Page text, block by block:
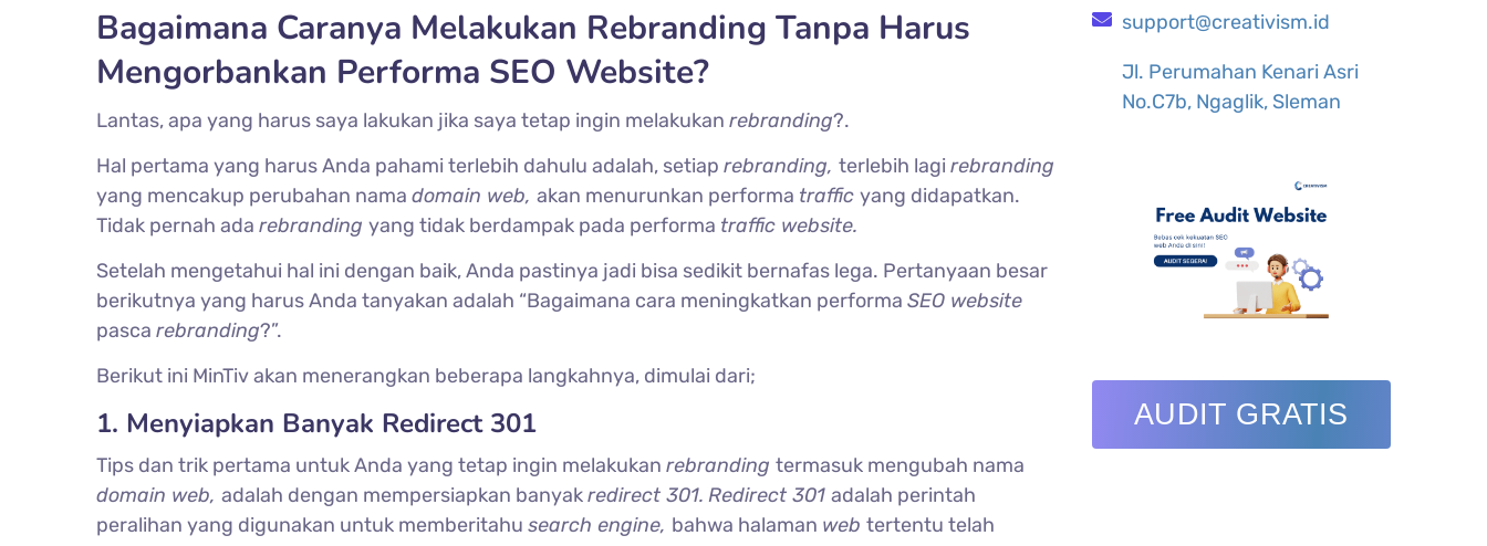
Bagaimana Caranya Melakukan Rebranding Tanpa Harus
Mengorbankan Performa SEO Website?
Lantas, apa yang harus saya lakukan jika saya tetap ingin melakukan rebranding?.
Hal pertama yang harus Anda pahami terlebih dahulu adalah, setiap rebranding, terlebih lagi rebranding
yang mencakup perubahan nama domain web, akan menurunkan performa traffic yang didapatkan.
Tidak pernah ada rebranding yang tidak berdampak pada performa traffic website.
Setelah mengetahui hal ini dengan baik, Anda pastinya jadi bisa sedikit bernafas lega. Pertanyaan besar
berikutnya yang harus Anda tanyakan adalah “Bagaimana cara meningkatkan performa SEO website
pasca rebranding?”.
Berikut ini MinTiv akan menerangkan beberapa langkahnya, dimulai dari;
1. Menyiapkan Banyak Redirect 301
Tips dan trik pertama untuk Anda yang tetap ingin melakukan rebranding termasuk mengubah nama
domain web, adalah dengan mempersiapkan banyakredirect 301. Redirect 301 adalah perintah
peralihan yang digunakan untuk memberitahu search engine, bahwa halaman web tertentu telah
support@creativism.id
Jl. Perumahan Kenari Asri
No.C7b, Ngaglik, Sleman
AUDIT GRATIS